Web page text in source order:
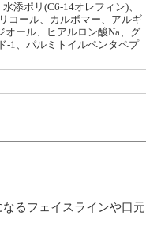
添ポリ(C6-14オレフィン)、
コール、カルボマー、アルギ
ール、ヒアルロン酸Na、グ
-1、パルミトイルペンタペプ
なるフェイスラインや口元